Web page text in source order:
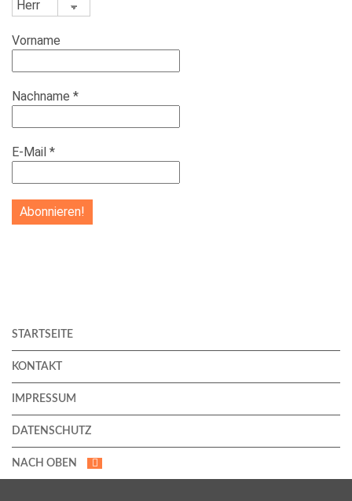
Vorname
Nachname *
E-Mail *
STARTSEITE
KONTAKT
IMPRESSUM
DATENSCHUTZ
NACH OBEN